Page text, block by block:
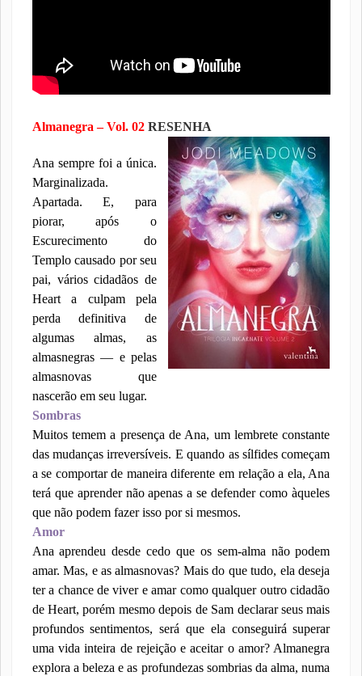
Almanegra – Vol. 02 RESENHA
Ana sempre foi a única.
Marginalizada.
Apartada. E, para
piorar, após o
Escurecimento do
Templo causado por seu
pai, vários cidadãos de
Heart a culpam pela
perda definitiva de
algumas almas, as
almasnegras — e pelas
almasnovas que
nascerão em seu lugar.
Sombras
Muitos temem a presença de Ana, um lembrete constante
das mudanças irreversíveis. E quando as sílfides começam
a se comportar de maneira diferente em relação a ela, Ana
terá que aprender não apenas a se defender como àqueles
que não podem fazer isso por si mesmos.
Amor
Ana aprendeu desde cedo que os sem-alma não podem
amar. Mas, e as almasnovas? Mais do que tudo, ela deseja
ter a chance de viver e amar como qualquer outro cidadão
de Heart, porém mesmo depois de Sam declarar seus mais
profundos sentimentos, será que ela conseguirá superar
uma vida inteira de rejeição e aceitar o amor? Almanegra
explora a beleza e as profundezas sombrias da alma, numa